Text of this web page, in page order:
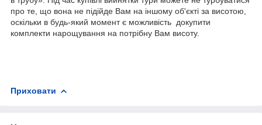
про те, що вона не підійде Вам на іншому об'єкті за висотою,
оскільки в будь-який момент є можливість докупити
комплекти нарощування на потрібну Вам висоту.
Приховати